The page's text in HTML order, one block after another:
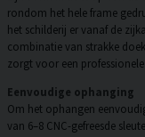
rondom het hele frame
het schilderij er vanaf de
combinatie van strakke
zorgt voor een
Eenvoudige ophanging
Om het ophangen
van 6–8 CNC-gefreesde